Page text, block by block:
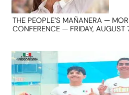
THE PEOPLE’S MAÑANERA —
CONFERENCE — FRIDAY,